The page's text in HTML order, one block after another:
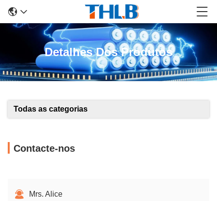
Detalhes Dos Produtos
Todas as categorias
Contacte-nos
Mrs. Alice